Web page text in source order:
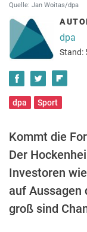
Quelle: Jan Woitas/dpa
dpa
Stand:
dpa Sport
Kommt die
Der
Investoren
auf Aussagen
groß sind